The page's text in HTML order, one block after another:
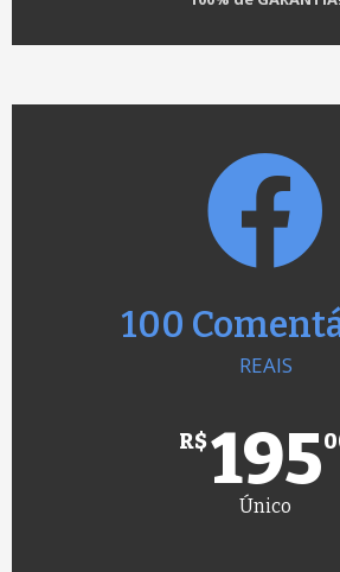
100
REAIS
R$195
Único